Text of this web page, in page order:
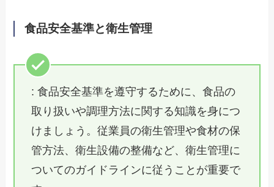
食品安全基準と衛生管理
: 食品安全基準を遵守するために、食品の
取り扱いや調理方法に関する知識を身につ
けましょう。従業員の衛生管理や食材の保
管方法、衛生設備の整備など、衛生管理に
ついてのガイドラインに従うことが重要で